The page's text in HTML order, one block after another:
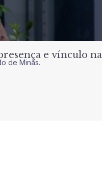
e vínculo
de Minas.